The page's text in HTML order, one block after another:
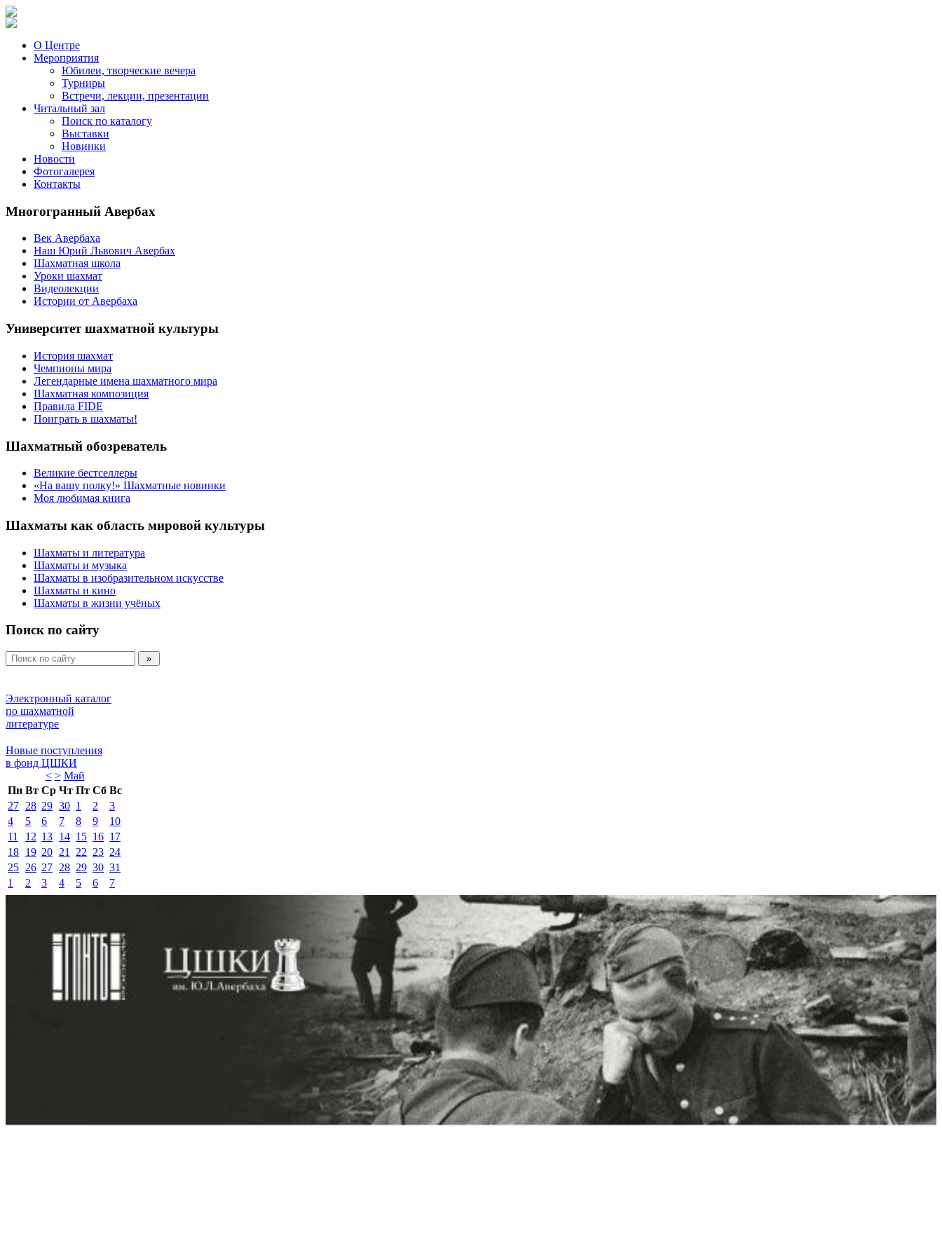
О Центре
Мероприятия
Юбилеи, творческие вечера
Турниры
Встречи, лекции, презентации
Читальный зал
Поиск по каталогу
Выставки
Новинки
Новости
Фотогалерея
Контакты
Многогранный Авербах
Век Авербаха
Наш Юрий Львович Авербах
Шахматная школа
Уроки шахмат
Видеолекции
Истории от Авербаха
Университет шахматной культуры
История шахмат
Чемпионы мира
Легендарные имена шахматного мира
Шахматная композиция
Правила FIDE
Поиграть в шахматы!
Шахматный обозреватель
Великие бестселлеры
«На вашу полку!» Шахматные новинки
Моя любимая книга
Шахматы как область мировой культуры
Шахматы и литература
Шахматы и музыка
Шахматы в изобразительном искусстве
Шахматы и кино
Шахматы в жизни учёных
Поиск по сайту
Электронный каталог
по шахматной
литературе
Новые поступления
в фонд ЦШКИ
< > Май
Пн Вт Ср Чт Пт Сб Вс
27 28 29 30 1 2
3
4
5 6 7 8 9
10
11
12 13 14 15 16 17
18 19 20 21 22 23 24
25 26 27 28 29 30 31
1
2 3 4 5 6 7